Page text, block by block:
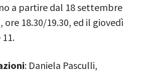
a partire dal 18 settembre
18.30/19.30, ed il giovedì
: Daniela Pasculli,